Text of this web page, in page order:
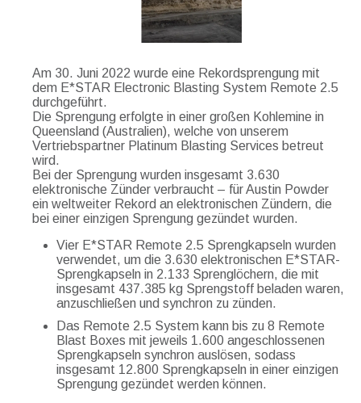
Am 30. Juni 2022 wurde eine Rekordsprengung mit
dem E*STAR Electronic Blasting System Remote 2.5
durchgeführt.
Die Sprengung erfolgte in einer großen Kohlemine in
Queensland (Australien), welche von unserem
Vertriebspartner Platinum Blasting Services betreut
wird.
Bei der Sprengung wurden insgesamt 3.630
elektronische Zünder verbraucht – für Austin Powder
ein weltweiter Rekord an elektronischen Zündern, die
bei einer einzigen Sprengung gezündet wurden.
Vier E*STAR Remote 2.5 Sprengkapseln wurden
verwendet, um die 3.630 elektronischen E*STAR-
Sprengkapseln in 2.133 Sprenglöchern, die mit
insgesamt 437.385 kg Sprengstoff beladen waren,
anzuschließen und synchron zu zünden.
Das Remote 2.5 System kann bis zu 8 Remote
Blast Boxes mit jeweils 1.600 angeschlossenen
Sprengkapseln synchron auslösen, sodass
insgesamt 12.800 Sprengkapseln in einer einzigen
Sprengung gezündet werden können.